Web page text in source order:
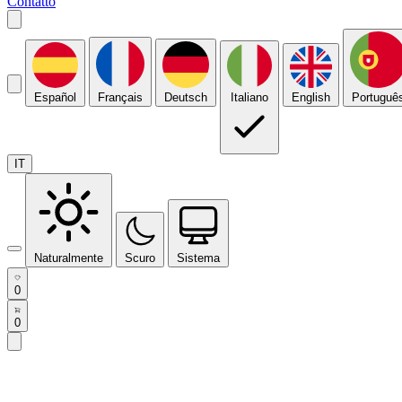
Español Français Deutsch Italiano English
IT
Naturalmente Scuro Sistema
0
0